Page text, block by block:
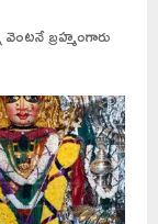
బ్రహ్మంగారు